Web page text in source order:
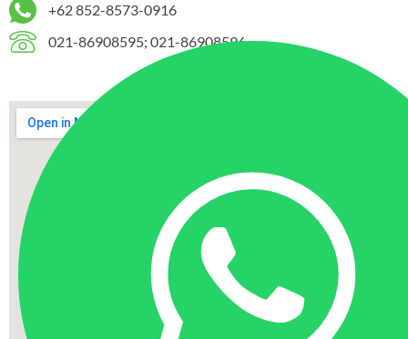
+62 852-8573-0916
021-86908595; 021-86908596